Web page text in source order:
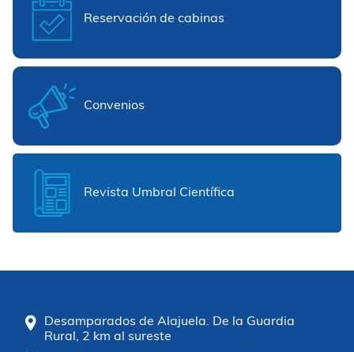
Reservación de cabinas
Convenios
Revista Umbral Científica
Desamparados de Alajuela. De la Guardia
Rural, 2 km al sureste